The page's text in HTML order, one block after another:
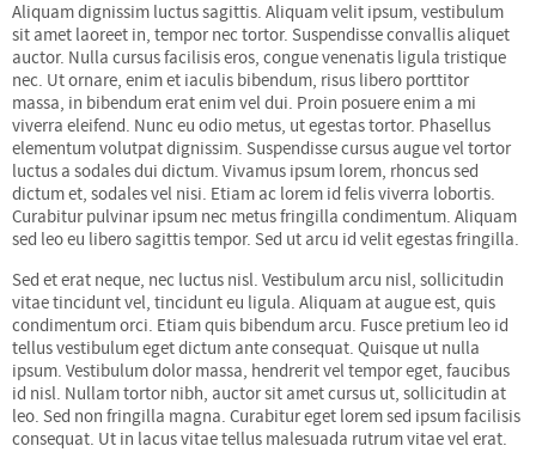
Aliquam dignissim luctus sagittis. Aliquam velit ipsum, vestibulum
sit amet laoreet in, tempor nec tortor. Suspendisse convallis aliquet
auctor. Nulla cursus facilisis eros, congue venenatis ligula tristique
nec. Ut ornare, enim et iaculis bibendum, risus libero porttitor
massa, in bibendum erat enim vel dui. Proin posuere enim a mi
viverra eleifend. Nunc eu odio metus, ut egestas tortor. Phasellus
elementum volutpat dignissim. Suspendisse cursus augue vel tortor
luctus a sodales dui dictum. Vivamus ipsum lorem, rhoncus sed
dictum et, sodales vel nisi. Etiam ac lorem id felis viverra lobortis.
Curabitur pulvinar ipsum nec metus fringilla condimentum. Aliquam
sed leo eu libero sagittis tempor. Sed ut arcu id velit egestas fringilla.
Sed et erat neque, nec luctus nisl. Vestibulum arcu nisl, sollicitudin
vitae tincidunt vel, tincidunt eu ligula. Aliquam at augue est, quis
condimentum orci. Etiam quis bibendum arcu. Fusce pretium leo id
tellus vestibulum eget dictum ante consequat. Quisque ut nulla
ipsum. Vestibulum dolor massa, hendrerit vel tempor eget, faucibus
id nisl. Nullam tortor nibh, auctor sit amet cursus ut, sollicitudin at
leo. Sed non fringilla magna. Curabitur eget lorem sed ipsum facilisis
consequat. Ut in lacus vitae tellus malesuada rutrum vitae vel erat.